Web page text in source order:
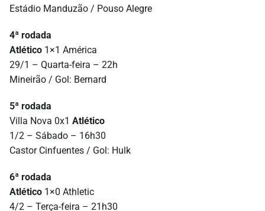
Estádio Manduzão / Pouso Alegre
4ª rodada
Atlético 1×1 América
29/1 – Quarta-feira – 22h
Mineirão / Gol: Bernard
5ª rodada
Villa Nova 0x1 Atlético
1/2 – Sábado – 16h30
Castor Cinfuentes / Gol: Hulk
6ª rodada
Atlético 1×0 Athletic
4/2 – Terça-feira – 21h30